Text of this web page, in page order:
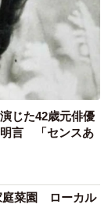
じた42歳元俳優
明言 「センスあ
庭菜園 ローカル